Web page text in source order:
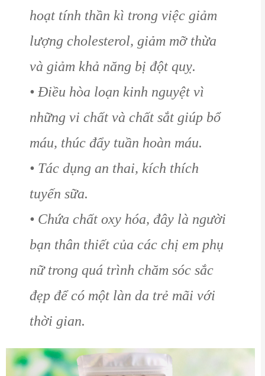
hoạt tính thần kì trong việc giảm
lượng cholesterol, giảm mỡ thừa
và giảm khả năng bị đột quỵ.
• Điều hòa loạn kinh nguyệt vì
những vi chất và chất sắt giúp bổ
máu, thúc đẩy tuần hoàn máu.
• Tác dụng an thai, kích thích
tuyến sữa.
• Chứa chất oxy hóa, đây là người
bạn thân thiết của các chị em phụ
nữ trong quá trình chăm sóc sắc
đẹp để có một làn da trẻ mãi với
thời gian.